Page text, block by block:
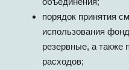
порядок принятия
использования
резервные, а также
расходов;